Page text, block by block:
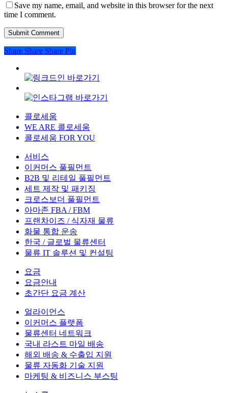
Save my name, email, and website in this browser for the next
time I comment.
Share Share Share Pin
콜로세움
WE ARE 콜로세움
콜로세움 FOR YOU
서비스
이커머스 풀필먼트
B2B 및 리테일 풀필먼트
세트 제작 및 패키징
크로스보더 풀필먼트
아마존 FBA / FBM
프랜차이즈 / 식자재 물류
화물 통합 운송
한국 / 글로벌 물류센터
물류 IT 솔루션 및 컨설팅
요금
요금안내
초간단 요금 계산
얼라이언스
이커머스 플랫폼
물류센터 네트워크
국내 라스트 마일 배송
해외 배송 & 수출입 지원
물류 자동화 기술 지원
마케팅 & 비즈니스 부스팅